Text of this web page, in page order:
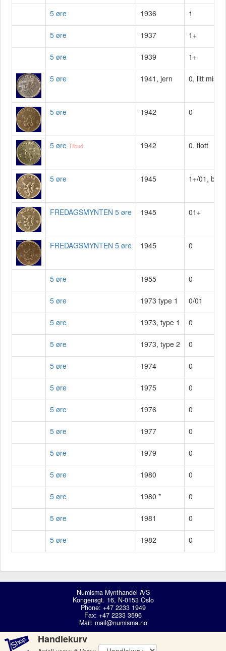
5 øre 1936 1
5 øre 1937 1+
5 øre 1939 1+
5 øre 1941, jern 0, litt
5 øre 1942 0
5 øre Tilbud 1942 0, flott
5 øre 1945 1+/01, blf,
FREDAGSMYNTEN 5 øre 1945 01+
FREDAGSMYNTEN 5 øre 1945 0
5 øre 1955 0
5 øre 1973 type 1 0/01
5 øre 1973, type 1 0
5 øre 1973, type 2 0
5 øre 1974 0
5 øre 1975 0
5 øre 1976 0
5 øre 1977 0
5 øre 1979 0
5 øre 1980 0
5 øre 1980 * 0
5 øre 1981 0
5 øre 1982 0
Numisma Mynthandel A/S
Kongensgt. 16, N-0153 Oslo
Phone: +47 2233 1949
Fax: +47 2233 3596
Mail: mail@numisma.no
Handlekurv